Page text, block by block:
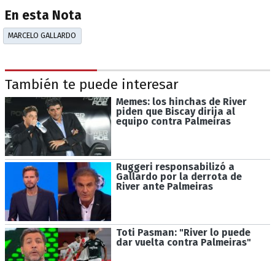
En esta Nota
MARCELO GALLARDO
También te puede interesar
Memes: los hinchas de River
piden que Biscay dirija al
equipo contra Palmeiras
Ruggeri responsabilizó a
Gallardo por la derrota de
River ante Palmeiras
Toti Pasman: "River lo puede
dar vuelta contra Palmeiras"